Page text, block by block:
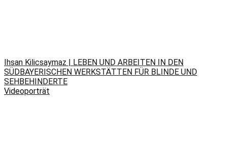
Ihsan Kilicsaymaz | LEBEN UND ARBEITEN IN DEN
SÜDBAYERISCHEN WERKSTÄTTEN FÜR BLINDE UND
SEHBEHINDERTE
Videoporträt